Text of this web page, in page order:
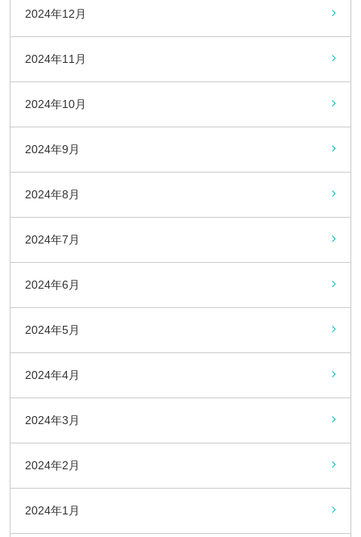
2024年12月
2024年11月
2024年10月
2024年9月
2024年8月
2024年7月
2024年6月
2024年5月
2024年4月
2024年3月
2024年2月
2024年1月